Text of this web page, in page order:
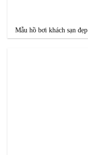
Mẫu hồ bơi khách sạn đẹp